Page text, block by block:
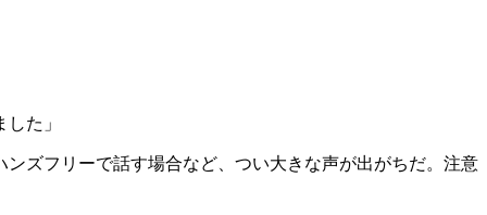
た」
ズフリーで話す場合など、つい大きな声が出がちだ。注意